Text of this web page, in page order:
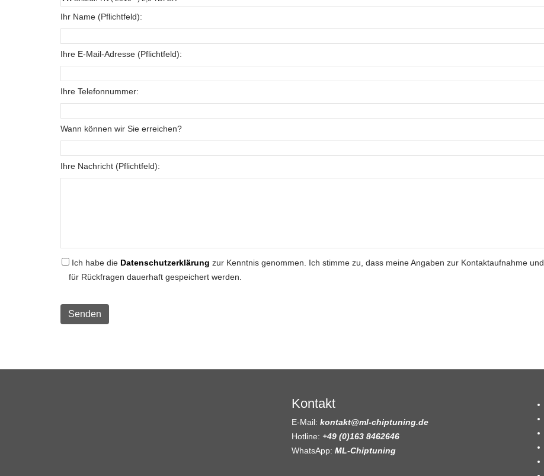
Ihr Name (Pflichtfeld):
Ihre E-Mail-Adresse (Pflichtfeld):
Ihre Telefonnummer:
Wann können wir Sie erreichen?
Ihre Nachricht (Pflichtfeld):
Ich habe die Datenschutzerklärung zur Kenntnis genommen. Ich stimme zu, dass meine Angaben zur Kontaktaufnahme und
für Rückfragen dauerhaft gespeichert werden.
Kontakt
E-Mail: kontakt@ml-chiptuning.de
Hotline: +49 (0)163 8462646
WhatsApp: ML-Chiptuning